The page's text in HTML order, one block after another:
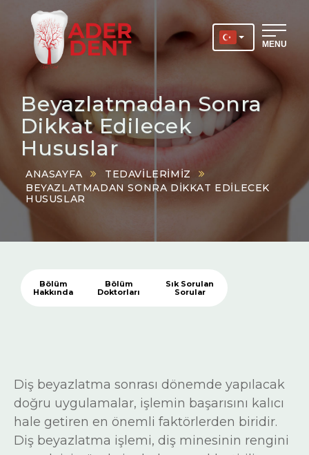
MENU
Beyazlatmadan Sonra
Dikkat Edilecek
Hususlar
ANASAYFA
TEDAVILERIMIZ
BEYAZLATMADAN SONRA DIKKAT EDILECEK
HUSUSLAR
Bölüm
Hakkında
Bölüm
Doktorları
Sık Sorulan
Sorular
Diş beyazlatma sonrası dönemde yapılacak
doğru uygulamalar, işlemin başarısını kalıcı
hale getiren en önemli faktörlerden biridir.
Diş beyazlatma işlemi, diş minesinin rengini